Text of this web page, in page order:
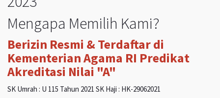
Mengapa Memilih Kami?
Berizin Resmi & Terdaftar di
Kementerian Agama RI Predikat
Akreditasi Nilai "A"
SK Umrah : U 115 Tahun 2021 SK Haji : HK-29062021